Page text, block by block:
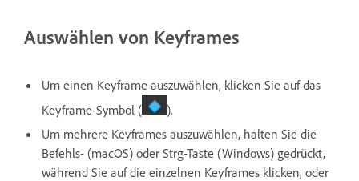
Auswählen von Keyframes
Um einen Keyframe auszuwählen, klicken Sie auf das
Keyframe-Symbol (
).
Um mehrere Keyframes auszuwählen, halten Sie die
Befehls- (macOS) oder Strg-Taste (Windows) gedrückt,
während Sie auf die einzelnen Keyframes klicken, oder